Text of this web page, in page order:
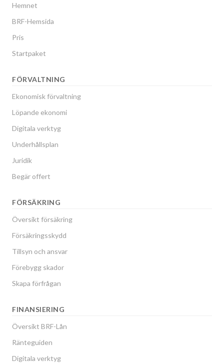
Hemnet
BRF-Hemsida
Pris
Startpaket
FÖRVALTNING
Ekonomisk förvaltning
Löpande ekonomi
Digitala verktyg
Underhållsplan
Juridik
Begär offert
FÖRSÄKRING
Översikt försäkring
Försäkringsskydd
Tillsyn och ansvar
Förebygg skador
Skapa förfrågan
FINANSIERING
Översikt BRF-Lån
Ränteguiden
Digitala verktyg